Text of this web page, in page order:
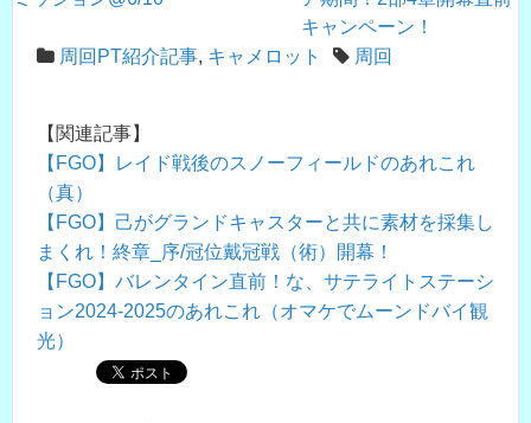
キャンペーン！
周回PT紹介記事, キャメロット 周回
【関連記事】
【FGO】レイド戦後のスノーフィールドのあれこれ
（真）
【FGO】己がグランドキャスターと共に素材を採集し
まくれ！終章_序/冠位戴冠戦（術）開幕！
【FGO】バレンタイン直前！な、サテライトステーシ
ョン2024-2025のあれこれ（オマケでムーンドバイ観
光）